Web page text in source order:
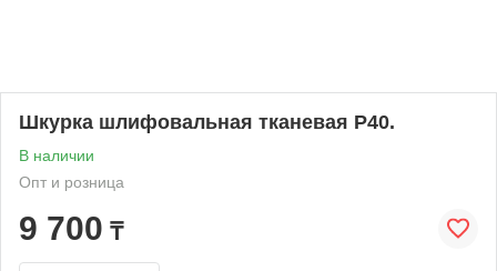
Шкурка шлифовальная тканевая Р40.
В наличии
Опт и розница
9 700 ₸